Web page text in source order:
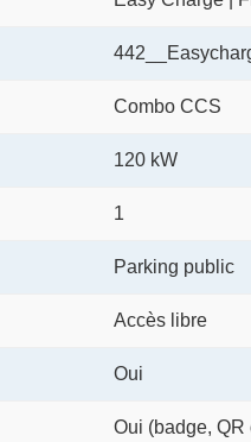
Combo CCS
120 kW
1
Parking public
Accès libre
Oui
Oui (badge, QR